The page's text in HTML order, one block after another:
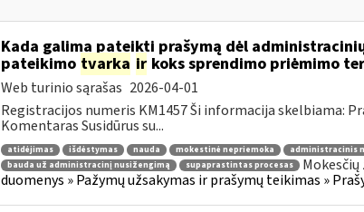
Kada galima pateikti prašymą dėl
pateikimo tvarka irkoks sprendimo priėmimo
Web turinio sąrašas 2026-04-01
Registracijos numeris KM1457 Ši informacija skelbiama:
Komentaras Susidūrus su...
atidėjimas išdėstymas nauda mokestinė nepriemoka administracinis
bauda už administracinį nusižengimą
supaprastintas procesas
duomenys » Pažymų užsakymas ir prašymų teikimas »